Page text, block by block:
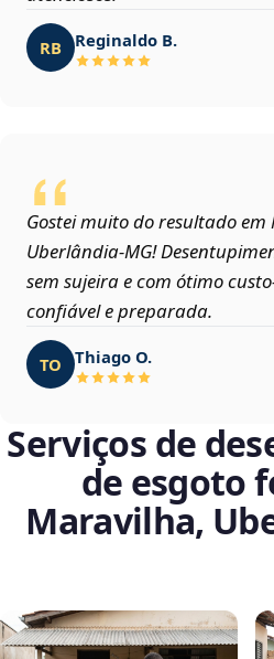
RB Reginaldo B.
Gostei muito do resultado
Uberlândia‑MG!
sem sujeira e com ótimo
confiável e preparada.
TO Thiago O.
Serviços de
de esgoto
Maravilha,